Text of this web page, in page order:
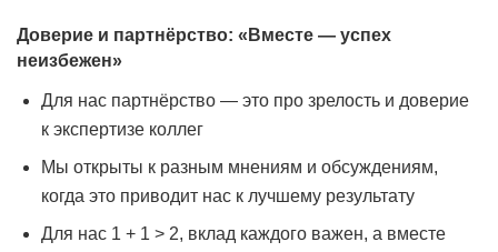
Доверие и партнёрство: «Вместе — успех
неизбежен»
Для нас партнёрство — это про зрелость и доверие
к экспертизе коллег
Мы открыты к разным мнениям и обсуждениям,
когда это приводит нас к лучшему результату
Для нас 1 + 1 > 2, вклад каждого важен, а вместе